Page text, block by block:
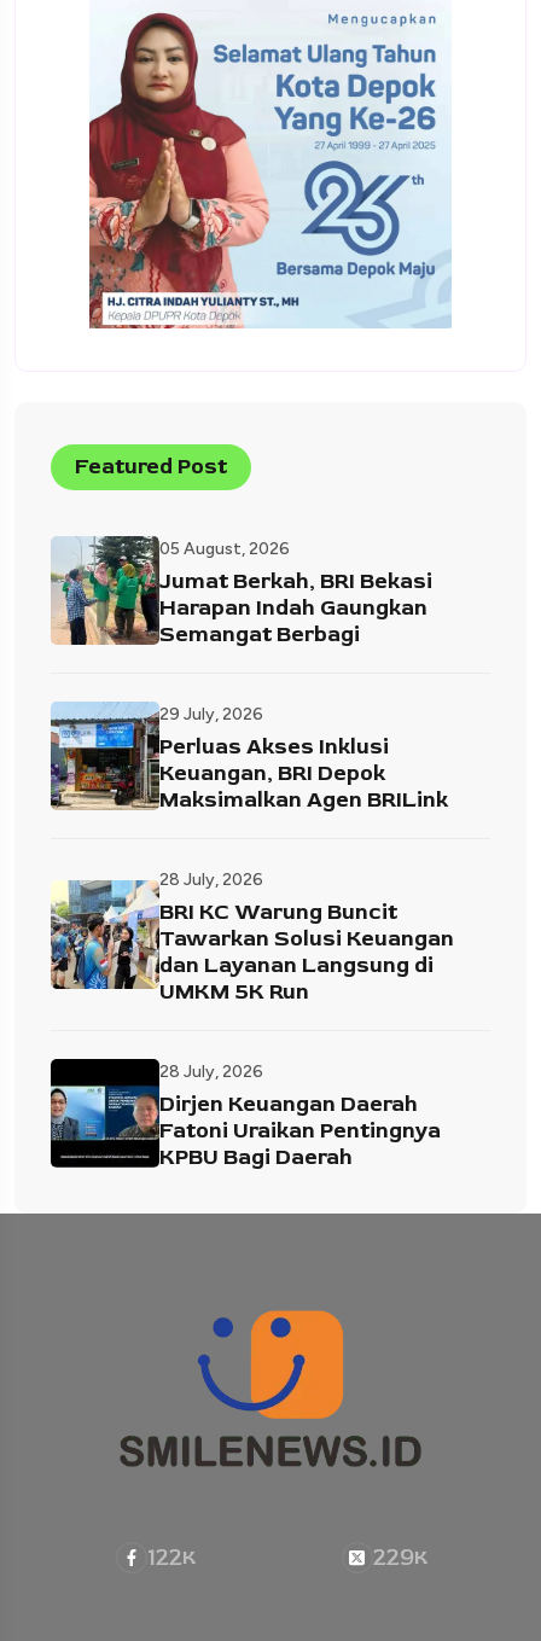
Featured Post
05 August, 2026
Jumat Berkah, BRI Bekasi
Harapan Indah Gaungkan
Semangat Berbagi
29 July, 2026
Perluas Akses Inklusi
Keuangan, BRI Depok
Maksimalkan Agen BRILink
28 July, 2026
BRI KC Warung Buncit
Tawarkan Solusi Keuangan
dan Layanan Langsung di
UMKM 5K Run
28 July, 2026
Dirjen Keuangan Daerah
Fatoni Uraikan Pentingnya
KPBU Bagi Daerah
122K 229K